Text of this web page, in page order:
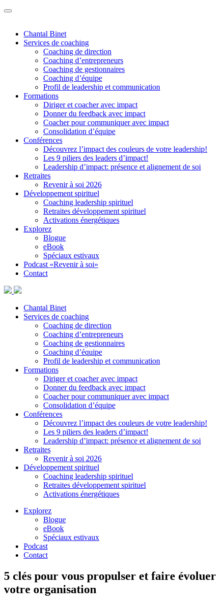
Chantal Binet
Services de coaching
Coaching de direction
Coaching d’entrepreneurs
Coaching de gestionnaires
Coaching d’équipe
Profil de leadership et communication
Formations
Diriger et coacher avec impact
Donner du feedback avec impact
Coacher pour communiquer avec impact
Consolidation d’équipe
Conférences
Découvrez l’impact des couleurs de votre leadership!
Les 9 piliers des leaders d’impact!
Leadership d’impact: présence et alignement de soi
Retraites
Revenir à soi 2026
Développement spirituel
Coaching leadership spirituel
Retraites développement spirituel
Activations énergétiques
Explorez
Blogue
eBook
Spéciaux estivaux
Podcast «Revenir à soi»
Contact
Chantal Binet
Services de coaching
Coaching de direction
Coaching d’entrepreneurs
Coaching de gestionnaires
Coaching d’équipe
Profil de leadership et communication
Formations
Diriger et coacher avec impact
Donner du feedback avec impact
Coacher pour communiquer avec impact
Consolidation d’équipe
Conférences
Découvrez l’impact des couleurs de votre leadership!
Les 9 piliers des leaders d’impact!
Leadership d’impact: présence et alignement de soi
Retraites
Revenir à soi 2026
Développement spirituel
Coaching leadership spirituel
Retraites développement spirituel
Activations énergétiques
Explorez
Blogue
eBook
Spéciaux estivaux
Podcast
Contact
5 clés pour vous propulser et faire évoluer
votre organisation